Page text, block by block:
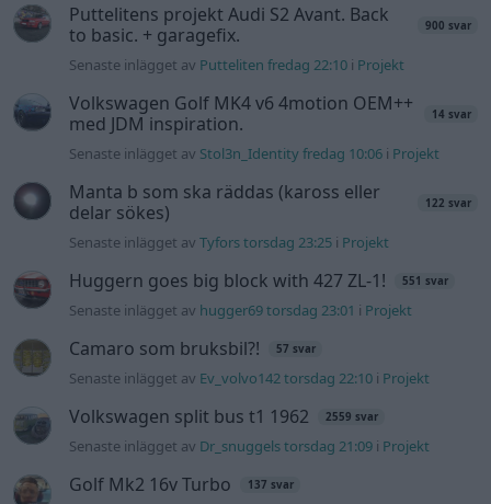
Puttelitens projekt Audi S2 Avant. Back
to basic. + garagefix.
900 svar
Senaste inlägget av Putteliten fredag 22:10 i Projekt
Volkswagen Golf MK4 v6 4motion OEM++
med JDM inspiration.
14 svar
Senaste inlägget av Stol3n_Identity fredag 10:06 i Projekt
Manta b som ska räddas (kaross eller
delar sökes)
122 svar
Senaste inlägget avTyfors torsdag 23:25 i Projekt
Huggern goes big block with 427 ZL-1! 551 svar
Senaste inlägget av hugger69 torsdag 23:01 i Projekt
Camaro som bruksbil?! 57 svar
Senaste inlägget av Ev_volvo142 torsdag 22:10 i Projekt
Volkswagen split bus t1 1962 2559 svar
Senaste inlägget av Dr_snuggels torsdag 21:09 i Projekt
Golf Mk2 16v Turbo 137 svar